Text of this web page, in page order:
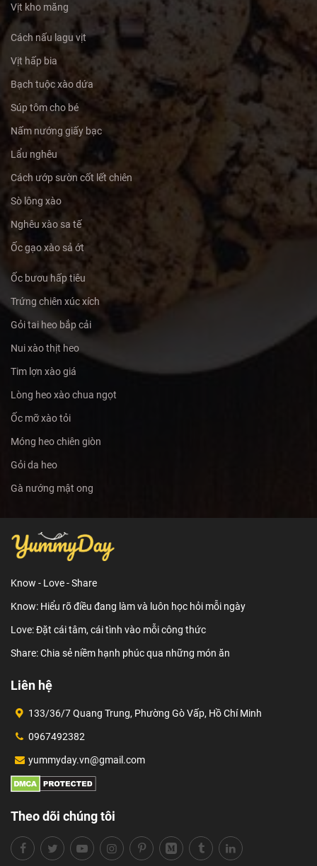
Vịt kho măng
Cách nấu lagu vịt
Vịt hấp bia
Bạch tuộc xào dứa
Súp tôm cho bé
Nấm nướng giấy bạc
Lẩu nghêu
Cách ướp sườn cốt lết chiên
Sò lông xào
Nghêu xào sa tế
Ốc gạo xào sả ớt
Ốc bươu hấp tiêu
Trứng chiên xúc xích
Gỏi tai heo bắp cải
Nui xào thịt heo
Tim lợn xào giá
Lòng heo xào chua ngọt
Ốc mỡ xào tỏi
Móng heo chiên giòn
Gỏi da heo
Gà nướng mật ong
Know - Love - Share
Know: Hiểu rõ điều đang làm và luôn học hỏi mỗi ngày
Love: Đặt cái tâm, cái tình vào mỗi công thức
Share: Chia sẻ niềm hạnh phúc qua những món ăn
Liên hệ
133/36/7 Quang Trung, Phường Gò Vấp, Hồ Chí Minh
0967492382
yummyday.vn@gmail.com
Theo dõi chúng tôi